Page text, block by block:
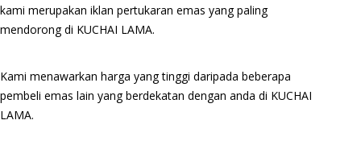
kami merupakan iklan pertukaran emas yang paling
mendorong di KUCHAI LAMA.
Kami menawarkan harga yang tinggi daripada beberapa
pembeli emas lain yang berdekatan dengan anda di KUCHAI
LAMA.